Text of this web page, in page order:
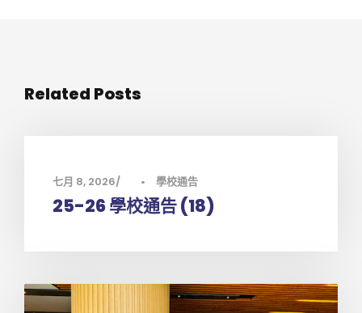
Related Posts
七月 8, 2026 • 學校通告
25-26 學校通告 (18)